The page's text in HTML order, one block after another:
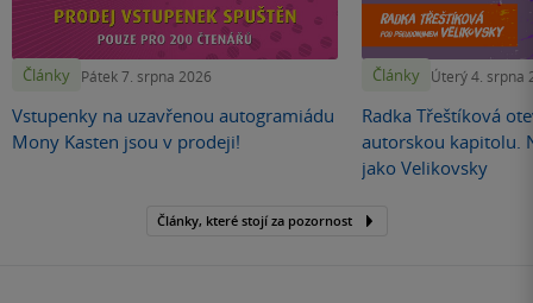
Články Pátek 7. srpna 2026
Vstupenky na uzavřenou autogramiádu
Mony Kasten jsou v prodeji!
Články Úterý 4. srpna
Radka Třeštíková
autorskou kapitolu.
jako Velikovsky
Články, které stojí za pozornost